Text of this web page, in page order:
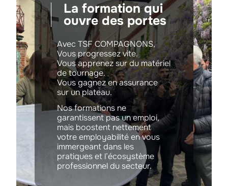
La formation qui
ouvre des portes
Avec TSF COMPAGNONS,
Vous progressez vite.
Vous apprenez sur du matériel
de tournage.
Vous gagnez en assurance
sur un plateau.
Nos formations ne
garantissent pas un emploi,
mais boostent nettement
votre employabilité en vous
immergeant dans les
pratiques et l’écosystème
professionnel du secteur.